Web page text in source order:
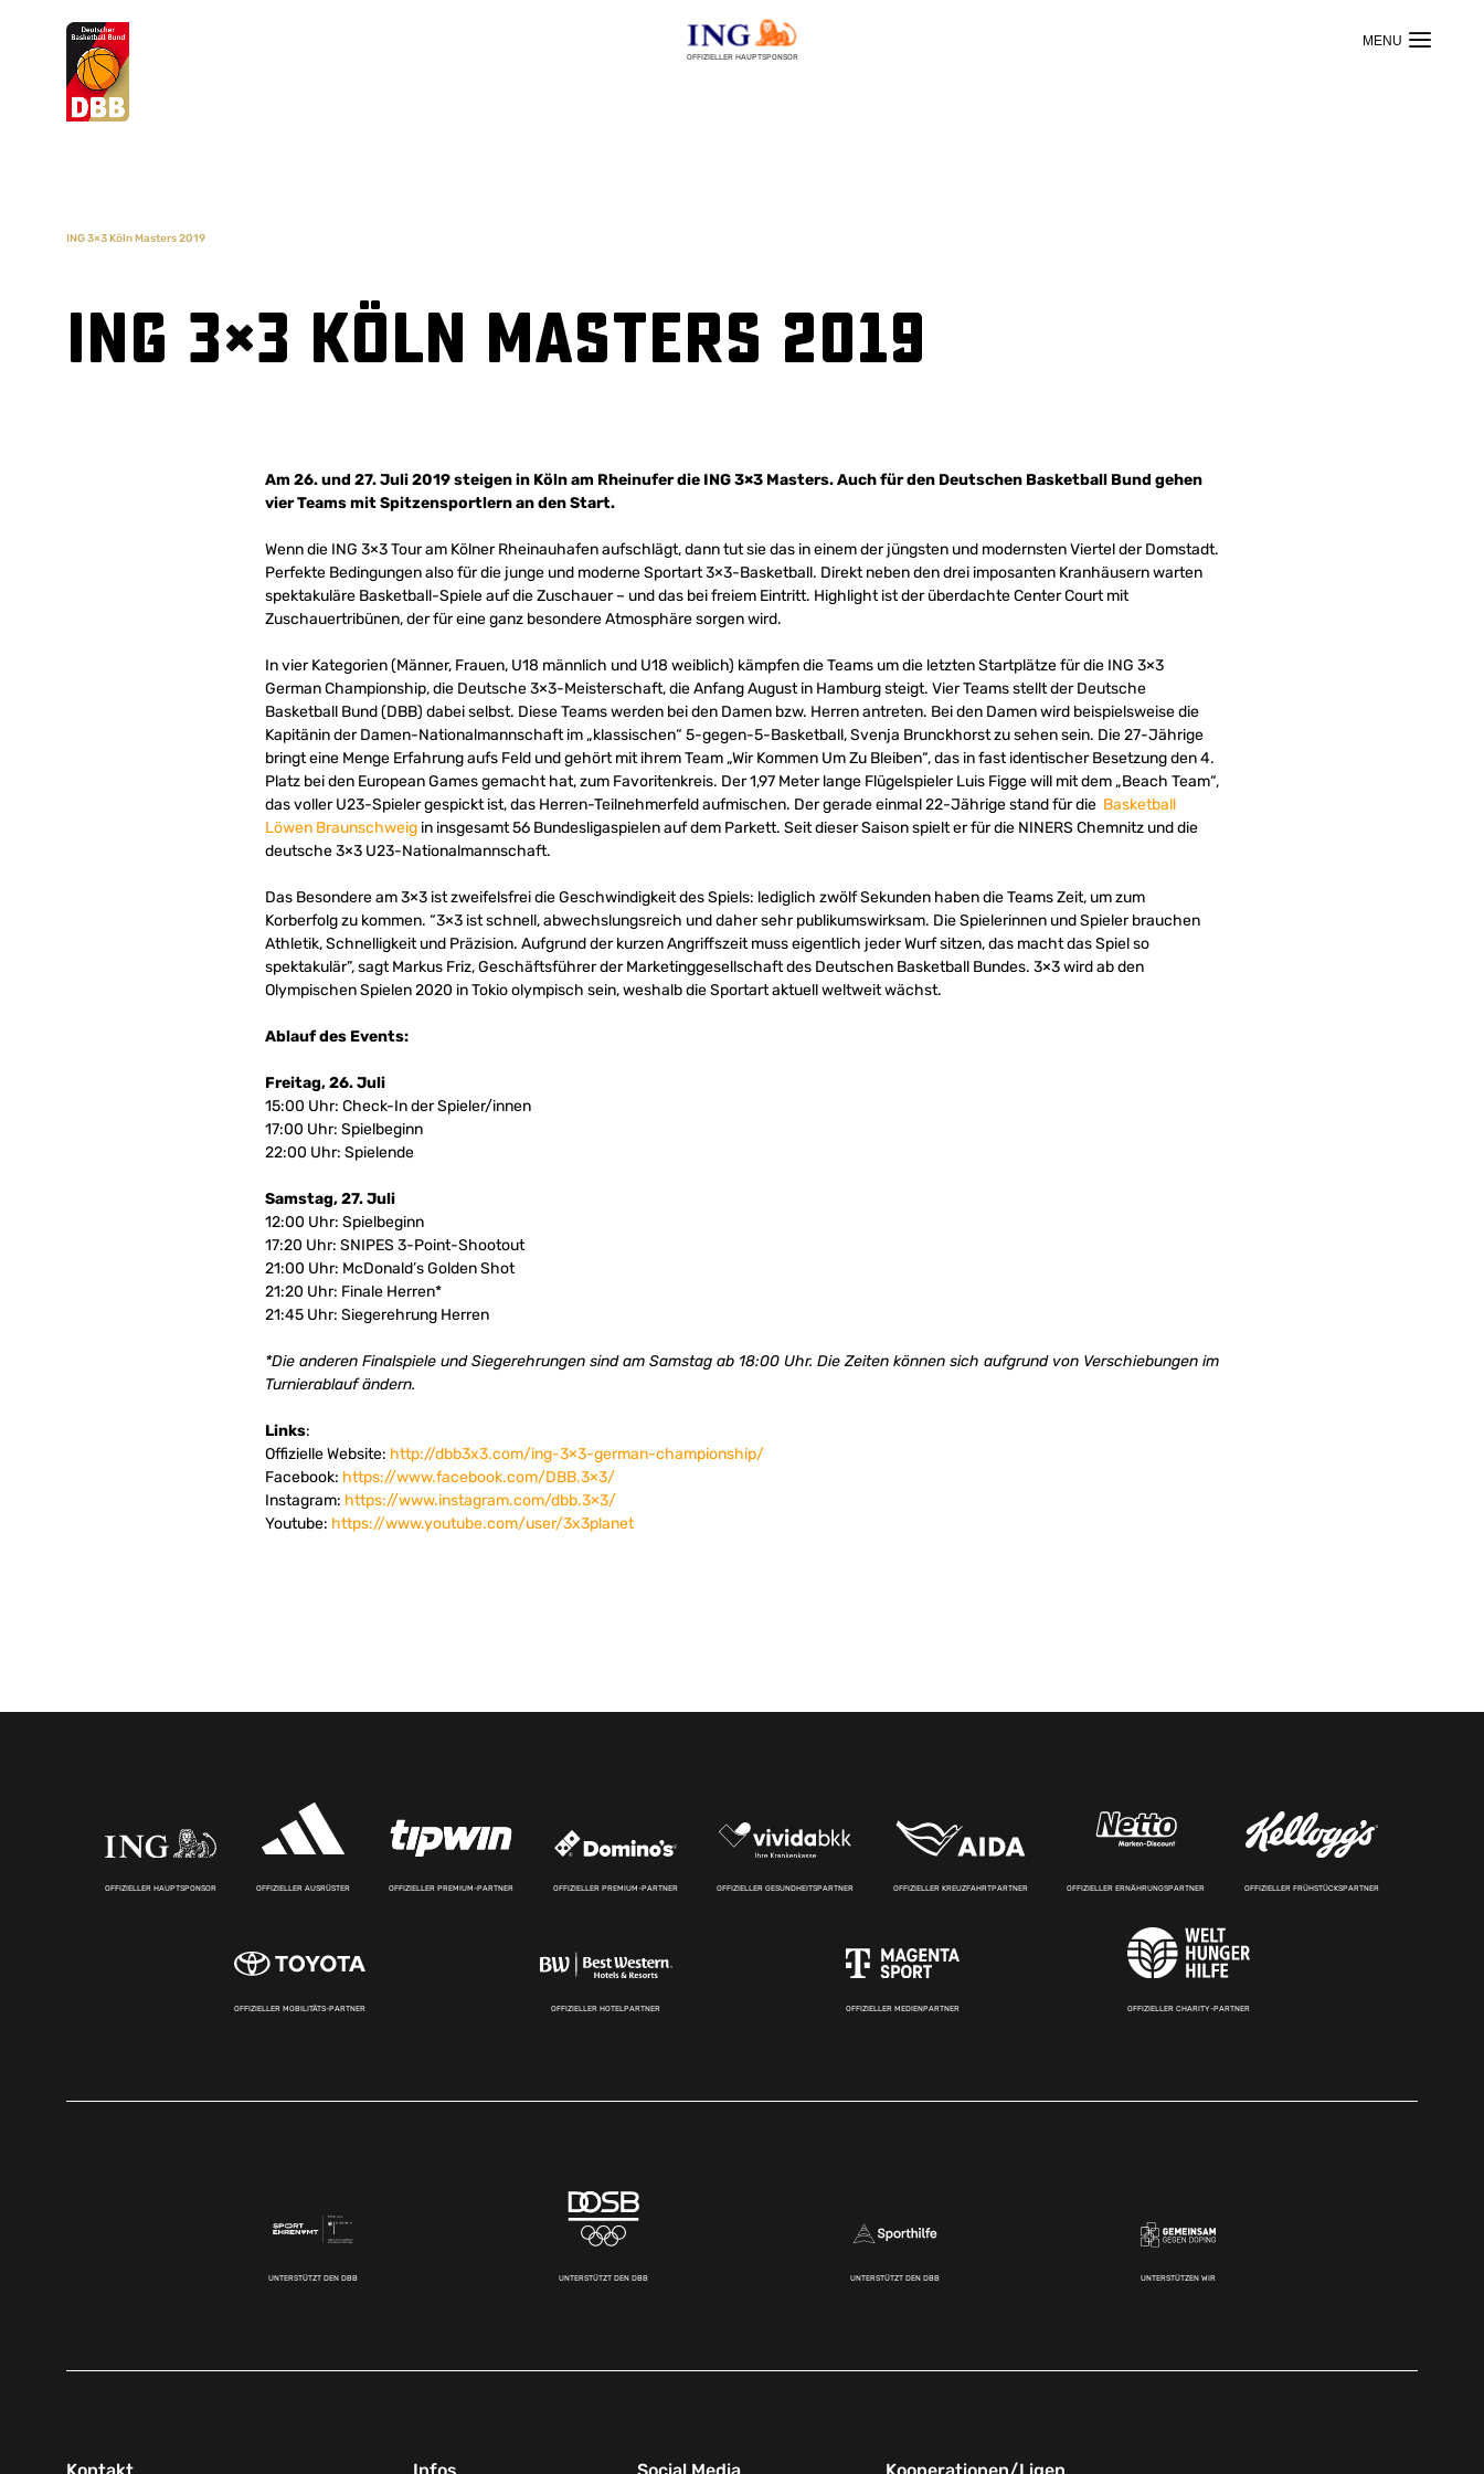
OFFIZIELLER HAUPTSPONSOR
Suchvorschläge
ING 3×3 Köln Masters 2019
ING 3×3 Köln Masters 2019
Am 26. und 27. Juli 2019 steigen in Köln am Rheinufer die ING 3×3 Masters. Auch für den Deutschen Basketball Bund gehen
vier Teams mit Spitzensportlern an den Start.
Wenn die ING 3×3 Tour am Kölner Rheinauhafen aufschlägt, dann tut sie das in einem der jüngsten und modernsten Viertel der Domstadt.
Perfekte Bedingungen also für die junge und moderne Sportart 3×3-Basketball. Direkt neben den drei imposanten Kranhäusern warten
spektakuläre Basketball-Spiele auf die Zuschauer – und das bei freiem Eintritt. Highlight ist der überdachte Center Court mit
Zuschauertribünen, der für eine ganz besondere Atmosphäre sorgen wird.
In vier Kategorien (Männer, Frauen, U18 männlich und U18 weiblich) kämpfen die Teams um die letzten Startplätze für die ING 3×3
German Championship, die Deutsche 3×3-Meisterschaft, die Anfang August in Hamburg steigt. Vier Teams stellt der Deutsche
Basketball Bund (DBB) dabei selbst. Diese Teams werden bei den Damen bzw. Herren antreten. Bei den Damen wird beispielsweise die
Kapitänin der Damen-Nationalmannschaft im „klassischen“ 5-gegen-5-Basketball, Svenja Brunckhorst zu sehen sein. Die 27-Jährige
bringt eine Menge Erfahrung aufs Feld und gehört mit ihrem Team „Wir Kommen Um Zu Bleiben“, das in fast identischer Besetzung den 4.
Platz bei den European Games gemacht hat, zum Favoritenkreis. Der 1,97 Meter lange Flügelspieler Luis Figge will mit dem „Beach Team“,
das voller U23-Spieler gespickt ist, das Herren-Teilnehmerfeld aufmischen. Der gerade einmal 22-Jährige stand für die Basketball
Löwen Braunschweig in insgesamt 56 Bundesligaspielen auf dem Parkett. Seit dieser Saison spielt er für die NINERS Chemnitz und die
deutsche 3×3 U23-Nationalmannschaft.
Das Besondere am 3×3 ist zweifelsfrei die Geschwindigkeit des Spiels: lediglich zwölf Sekunden haben die Teams Zeit, um zum
Korberfolg zu kommen. “3×3 ist schnell, abwechslungsreich und daher sehr publikumswirksam. Die Spielerinnen und Spieler brauchen
Athletik, Schnelligkeit und Präzision. Aufgrund der kurzen Angriffszeit muss eigentlich jeder Wurf sitzen, das macht das Spiel so
spektakulär”, sagt Markus Friz, Geschäftsführer der Marketinggesellschaft des Deutschen Basketball Bundes. 3×3 wird ab den
Olympischen Spielen 2020 in Tokio olympisch sein, weshalb die Sportart aktuell weltweit wächst.
Ablauf des Events:
Freitag, 26. Juli
15:00 Uhr: Check-In der Spieler/innen
17:00 Uhr: Spielbeginn
22:00 Uhr: Spielende
Samstag, 27. Juli
12:00 Uhr: Spielbeginn
17:20 Uhr: SNIPES 3-Point-Shootout
21:00 Uhr: McDonald’s Golden Shot
21:20 Uhr: Finale Herren*
21:45 Uhr: Siegerehrung Herren
*Die anderen Finalspiele und Siegerehrungen sind am Samstag ab 18:00 Uhr. Die Zeiten können sich aufgrund von Verschiebungen im
Turnierablauf ändern.
Links:
Offizielle Website: http://dbb3x3.com/ing-3×3-german-championship/
Facebook: https://www.facebook.com/DBB.3×3/
Instagram: https://www.instagram.com/dbb.3×3/
Youtube: https://www.youtube.com/user/3x3planet
OFFIZIELLER HAUPTSPONSOR OFFIZIELLER AUSRÜSTER OFFIZIELLER PREMIUM-PARTNER OFFIZIELLER PREMIUM-PARTNER OFFIZIELLER GESUNDHEITSPARTNER OFFIZIELLER KREUZFAHRTPARTNER OFFIZIELLER ERNÄHRUNGSPARTNER OFFIZIELLER FRÜHSTÜCKSPARTNER
OFFIZIELLER MOBILITÄTS-PARTNER OFFIZIELLER HOTELPARTNER OFFIZIELLER MEDIENPARTNER OFFIZIELLER CHARITY-PARTNER
UNTERSTÜTZT DEN DBB UNTERSTÜTZT DEN DBB UNTERSTÜTZT DEN DBB UNTERSTÜTZEN WIR
Kontakt Infos Social Media Kooperationen/Ligen